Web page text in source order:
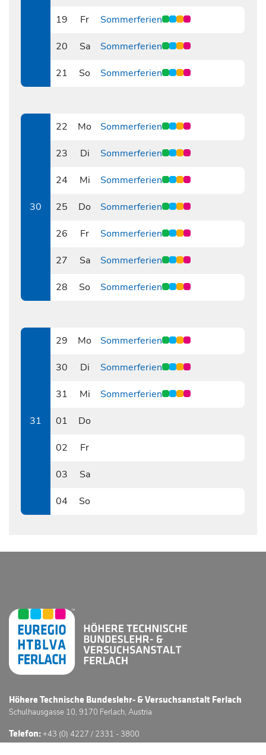
19
Fr Sommerferien
20
Sa Sommerferien
21
So Sommerferien
30
22
Mo Sommerferien
23
Di Sommerferien
24
Mi Sommerferien
25
Do Sommerferien
26
Fr Sommerferien
27
Sa Sommerferien
28
So Sommerferien
31
29
Mo Sommerferien
30
Di Sommerferien
31
Mi Sommerferien
01
Do
02
Fr
03
Sa
04
So
Höhere Technische Bundeslehr- & Versuchsanstalt Ferlach
Schulhausgasse 10, 9170 Ferlach, Austria
Telefon:+43 (0) 4227 / 2331 - 3800
E-Mail: